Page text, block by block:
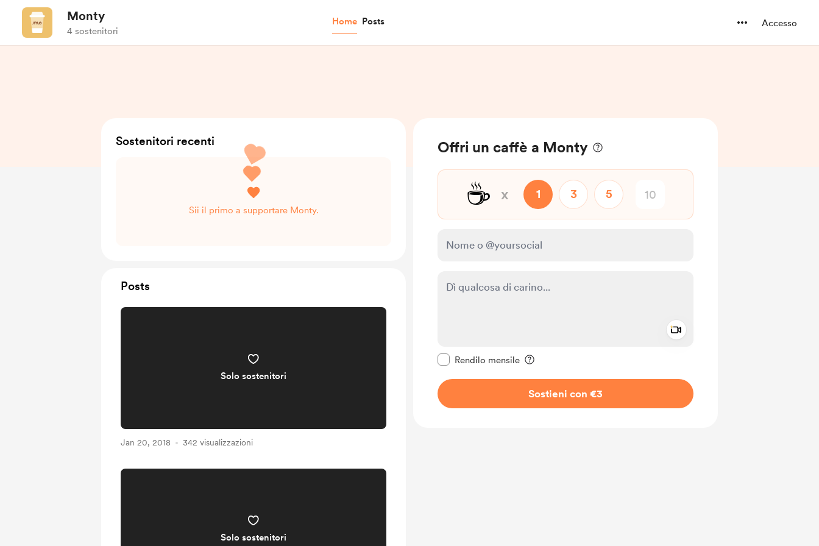
Monty
4 sostenitori
Home Posts Accesso
Offri un caffè a Monty
☕ x 1 3 5
Rendilo mensile
Sostieni con €3
Sostenitori recenti
Sii il primo a supportare Monty.
Posts
Solo sostenitori
Jan 20, 2018 342 visualizzazioni
Solo sostenitori